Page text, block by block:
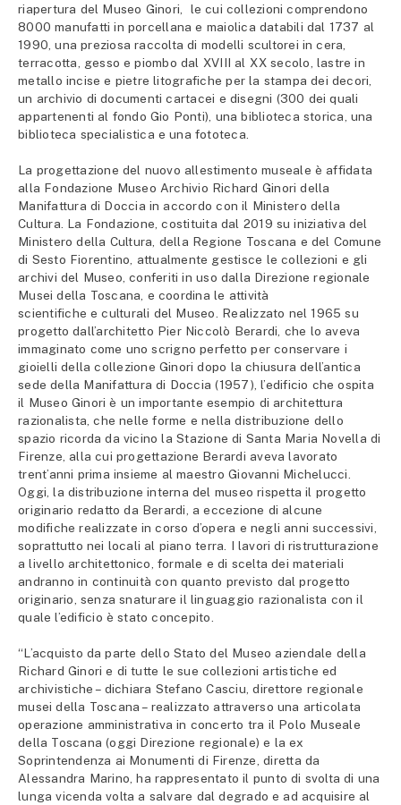
riapertura del Museo Ginori, le cui collezioni comprendono
8000 manufatti in porcellana e maiolica databili dal 1737 al
1990, una preziosa raccolta di modelli scultorei in cera,
terracotta, gesso e piombo dal XVIII al XX secolo, lastre in
metallo incise e pietre litografiche per la stampa dei decori,
un archivio di documenti cartacei e disegni (300 dei quali
appartenenti al fondo Gio Ponti), una biblioteca storica, una
biblioteca specialistica e una fototeca.
La progettazione del nuovo allestimento museale è affidata
alla Fondazione Museo Archivio Richard Ginori della
Manifattura di Doccia in accordo con il Ministero della
Cultura. La Fondazione, costituita dal 2019 su iniziativa del
Ministero della Cultura, della Regione Toscana e del Comune
di Sesto Fiorentino, attualmente gestisce le collezioni e gli
archivi del Museo, conferiti in uso dalla Direzione regionale
Musei della Toscana, e coordina le attività
scientifiche e culturali del Museo. Realizzato nel 1965 su
progetto dall’architetto Pier Niccolò Berardi, che lo aveva
immaginato come uno scrigno perfetto per conservare i
gioielli della collezione Ginori dopo la chiusura dell’antica
sede della Manifattura di Doccia (1957), l’edificio che ospita
il Museo Ginori è un importante esempio di architettura
razionalista, che nelle forme e nella distribuzione dello
spazio ricorda da vicino la Stazione di Santa Maria Novella di
Firenze, alla cui progettazione Berardi aveva lavorato
trent’anni prima insieme al maestro Giovanni Michelucci.
Oggi, la distribuzione interna del museo rispetta il progetto
originario redatto da Berardi, a eccezione di alcune
modifiche realizzate in corso d’opera e negli anni successivi,
soprattutto nei locali al piano terra. I lavori di ristrutturazione
a livello architettonico, formale e di scelta dei materiali
andranno in continuità con quanto previsto dal progetto
originario, senza snaturare il linguaggio razionalista con il
quale l’edificio è stato concepito.
“L’acquisto da parte dello Stato del Museo aziendale della
Richard Ginori e di tutte le sue collezioni artistiche ed
archivistiche – dichiara Stefano Casciu, direttore regionale
musei della Toscana – realizzato attraverso una articolata
operazione amministrativa in concerto tra il Polo Museale
della Toscana (oggi Direzione regionale) e la ex
Soprintendenza ai Monumenti di Firenze, diretta da
Alessandra Marino, ha rappresentato il punto di svolta di una
lunga vicenda volta a salvare dal degrado e ad acquisire al